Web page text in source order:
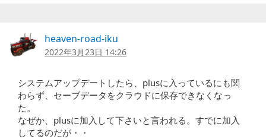
heaven-road-iku
2022年3月23日 14:26
システムアップデートしたら、plusに入っているにも関
わらず、セーブデータをクラウドに保存できなくなっ
た。
なぜか、plusに加入して下さいと言われる。すでに加入
してるのだが・・